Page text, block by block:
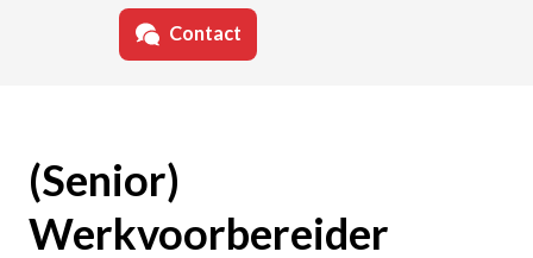
Contact
(Senior)
Werkvoorbereider